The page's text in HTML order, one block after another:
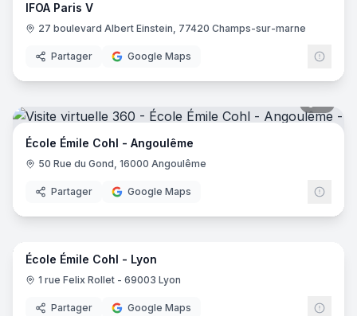
IFOA Paris V
27 boulevard Albert Einstein, 77420 Champs-sur-marne
Partager Google Maps
École Émile Cohl - Angoulême
50 Rue du Gond, 16000 Angoulême
Partager Google Maps
15
École Émile Cohl - Lyon
1 rue Felix Rollet - 69003 Lyon
Partager Google Maps